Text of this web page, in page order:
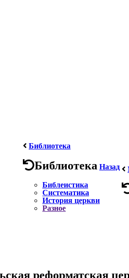
Библиотека
Библиотека Назад
Библеистика
Систематика
История церкви
Разное
реформатская